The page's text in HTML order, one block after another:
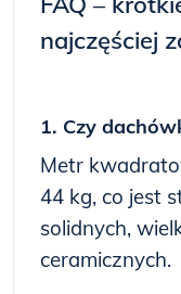
najczęściej
1. Czy
Metr
44 kg, co jest
solidnych,
ceramicznych.